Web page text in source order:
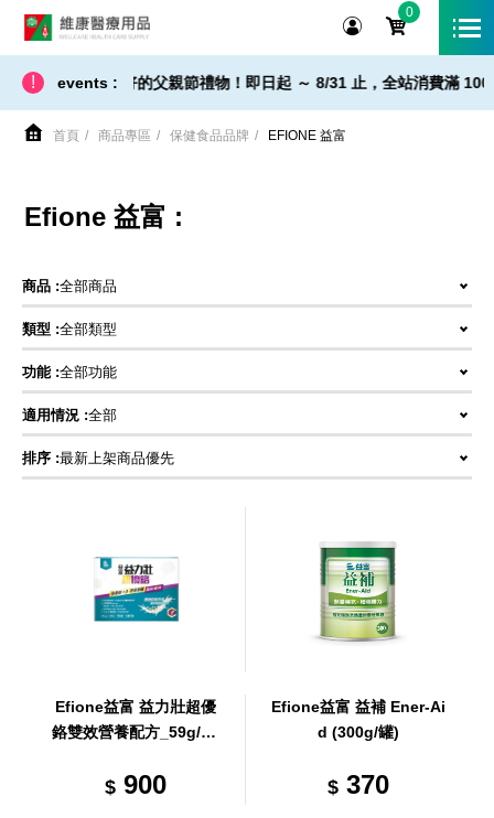
0
! events :
好的父親節禮物！即日起 ～ 8/31 止，全站消費滿 1000 元，即享
首頁 商品專區 保健食品品牌 EFIONE 益富
Efione 益富 :
商品 :全部商品
類型 :全部類型
功能 :全部功能
適用情況 :全部
排序 :最新上架商品優先
Efione益富 益力壯超優
鉻雙效營養配方_59g/12
$900
Efione益富 益補 Ener-Ai
d (300g/罐)
$370